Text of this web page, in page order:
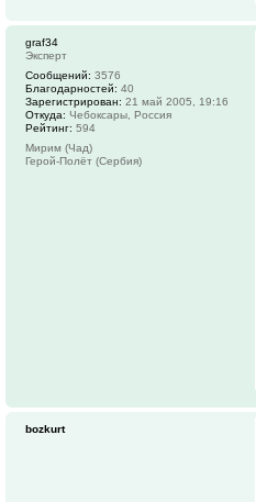
graf34
Эксперт
Сообщений: 3576
Благодарностей: 40
Зарегистрирован: 21 май 2005, 19:16
Откуда: Чебоксары, Россия
Рейтинг: 594
Мирим (Чад)
Герой-Полёт (Сербия)
bozkurt